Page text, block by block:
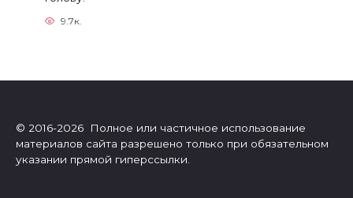
9.7к.
© 2016-2026 Полное или частичное использование
материалов сайта разрешено только при обязательном
указании прямой гиперссылки.